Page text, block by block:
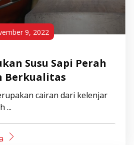
9, 2022
Susu Sapi Perah
Berkualitas
cairan dari kelenjar
...